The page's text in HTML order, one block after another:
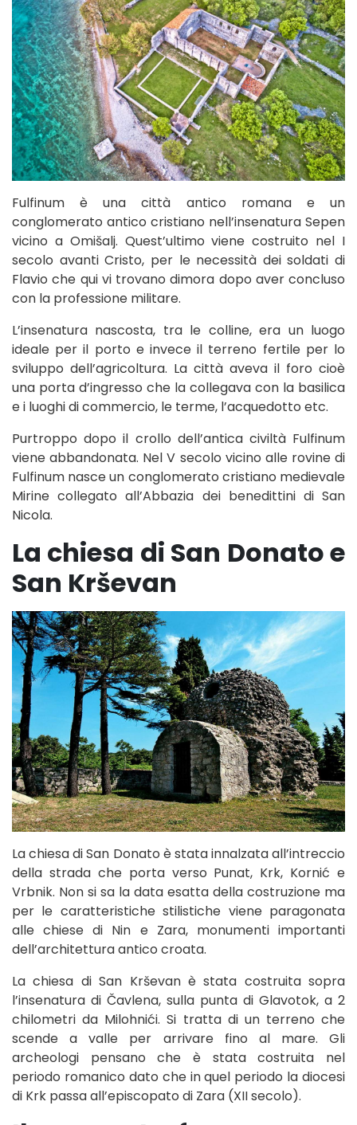
Fulfinum è una città antico romana e un
conglomerato antico cristiano nell’insenatura Sepen
vicino a Omišalj. Quest’ultimo viene costruito nel I
secolo avanti Cristo, per le necessità dei soldati di
Flavio che qui vi trovano dimora dopo aver concluso
con la professione militare.
L’insenatura nascosta, tra le colline, era un luogo
ideale per il porto e invece il terreno fertile per lo
sviluppo dell’agricoltura. La città aveva il foro cioè
una porta d’ingresso che la collegava con la basilica
e i luoghi di commercio, le terme, l’acquedotto etc.
Purtroppo dopo il crollo dell’antica civiltà Fulfinum
viene abbandonata. Nel V secolo vicino alle rovine di
Fulfinum nasce un conglomerato cristiano medievale
Mirine collegato all’Abbazia dei benedittini di San
Nicola.
La chiesa di San Donato e
San Krševan
La chiesa di San Donato è stata innalzata all’intreccio
della strada che porta verso Punat, Krk, Kornić e
Vrbnik. Non si sa la data esatta della costruzione ma
per le caratteristiche stilistiche viene paragonata
alle chiese di Nin e Zara, monumenti importanti
dell’architettura antico croata.
La chiesa di San Krševan è stata costruita sopra
l’insenatura di Čavlena, sulla punta di Glavotok, a 2
chilometri da Milohnići. Si tratta di un terreno che
scende a valle per arrivare fino al mare. Gli
archeologi pensano che è stata costruita nel
periodo romanico dato che in quel periodo la diocesi
di Krk passa all’episcopato di Zara (XII secolo).